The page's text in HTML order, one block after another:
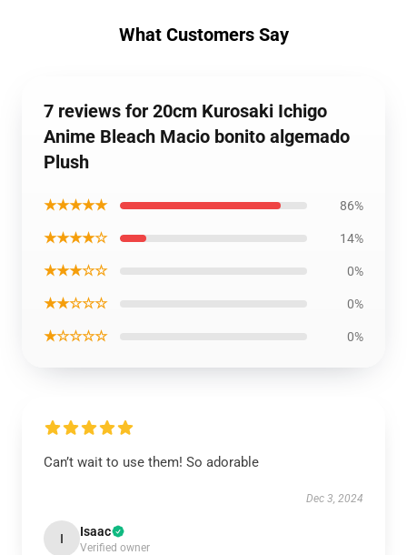
What Customers Say
7 reviews for 20cm Kurosaki Ichigo
Anime Bleach Macio bonito algemado
Plush
★★★★★ 86%
★★★★☆ 14%
★★★☆☆ 0%
★★☆☆☆ 0%
★☆☆☆☆ 0%
Can’t wait to use them! So adorable
Dec 3, 2024
I Isaac
Verified owner